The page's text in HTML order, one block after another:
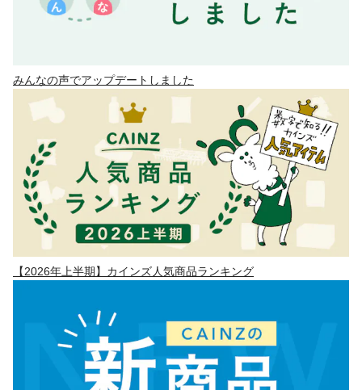
みんなの声でアップデートしました
【2026年上半期】カインズ人気商品ランキング